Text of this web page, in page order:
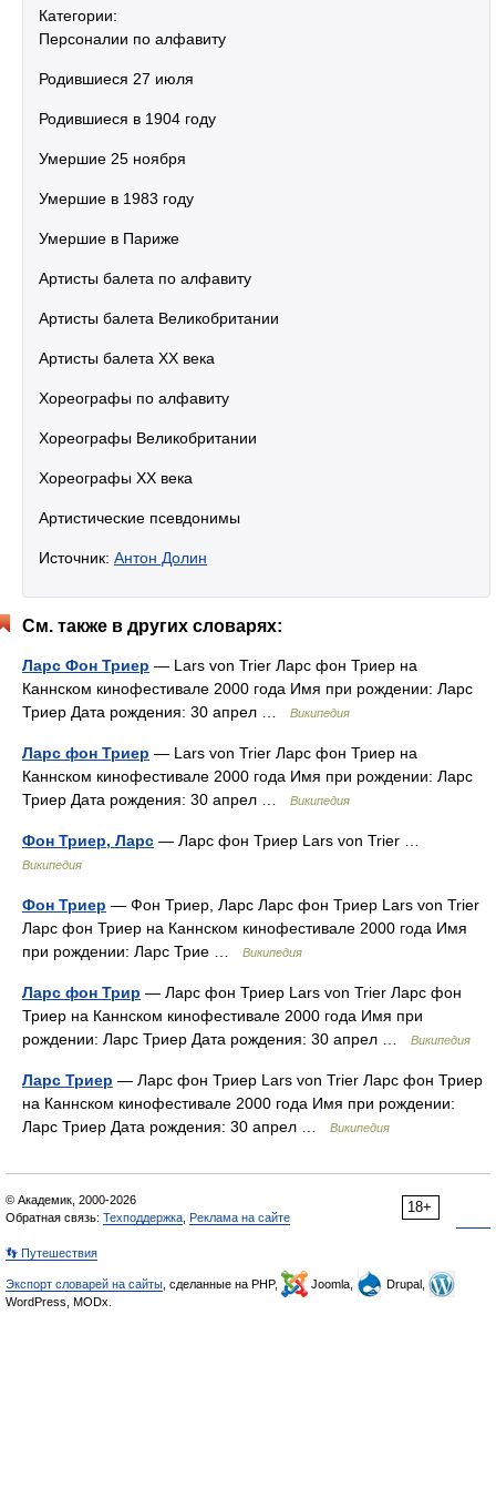
Категории:
Персоналии по алфавиту
Родившиеся 27 июля
Родившиеся в 1904 году
Умершие 25 ноября
Умершие в 1983 году
Умершие в Париже
Артисты балета по алфавиту
Артисты балета Великобритании
Артисты балета XX века
Хореографы по алфавиту
Хореографы Великобритании
Хореографы XX века
Артистические псевдонимы
Источник: Антон Долин
См. также в других словарях:
Ларс Фон Триер — Lars von Trier Ларс фон Триер на
Каннском кинофестивале 2000 года Имя при рождении: Ларс
Триер Дата рождения: 30 апрел …
Википедия
Ларс фон Триер — Lars von Trier Ларс фон Триер на
Каннском кинофестивале 2000 года Имя при рождении: Ларс
Триер Дата рождения: 30 апрел …
Википедия
Фон Триер, Ларс — Ларс фон Триер Lars von Trier …
Википедия
Фон Триер — Фон Триер, Ларс Ларс фон Триер Lars von Trier
Ларс фон Триер на Каннском кинофестивале 2000 года Имя
при рождении: Ларс Трие …
Википедия
Ларс фон Трир — Ларс фон Триер Lars von Trier Ларс фон
Триер на Каннском кинофестивале 2000 года Имя при
рождении: Ларс Триер Дата рождения: 30 апрел …
Википедия
Ларс Триер — Ларс фон Триер Lars von Trier Ларс фон Триер
на Каннском кинофестивале 2000 года Имя при рождении:
Ларс Триер Дата рождения: 30 апрел …
Википедия
18+
© Академик, 2000-2026
Обратная связь: Техподдержка Реклама на сайте
👣 Путешествия
Экспорт словарей на сайты , сделанные на PHP, Joomla,
Drupal,
WordPress, MODx.